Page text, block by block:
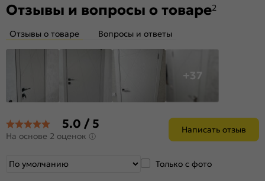
Отзывы и вопросы о товаре2
Отзывы о товаре Вопросы и ответы
+37
5.0 / 5
На основе 2 оценок
Написать отзыв
Только с фото